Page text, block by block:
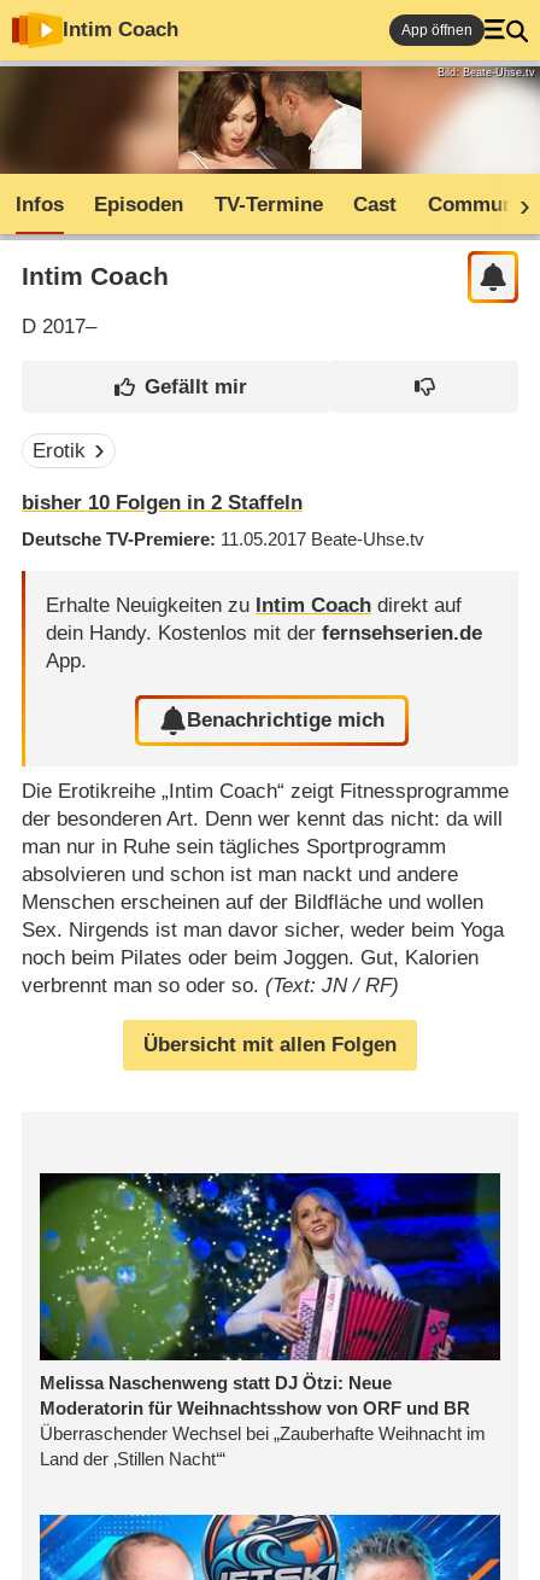
Intim Coach App öffnen
Bild: Beate-Uhse.tv
Infos Episoden TV-Termine Cast Community
Intim Coach
D2017–
Erotik
bisher 10Folgen in 2Staffeln
Deutsche TV-Premiere 11.05.2017 Beate-Uhse.tv
Erhalte Neuigkeiten zu Intim Coachdirekt auf
dein Handy. Kostenlos mit der fernsehserien.de
App.
Benachrichtige mich
Die Erotikreihe „Intim Coach“ zeigt Fitnessprogramme
der besonderen Art. Denn wer kennt das nicht: da will
man nur in Ruhe sein tägliches Sportprogramm
absolvieren und schon ist man nackt und andere
Menschen erscheinen auf der Bildfläche und wollen
Sex. Nirgends ist man davor sicher, weder beim Yoga
noch beim Pilates oder beim Joggen. Gut, Kalorien
verbrennt man so oder so. (Text: JN / RF)
Übersicht mit allen Folgen